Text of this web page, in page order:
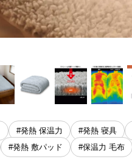
#発熱 保温力 #発熱 寝具
#発熱 敷パッド #保温力 毛布